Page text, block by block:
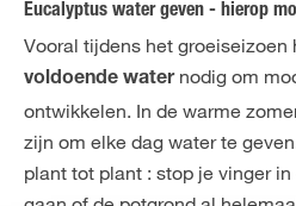
Eucalyptus water geven - hierop
Vooral tijdens het
voldoende water nodig om
ontwikkelen. In de warme
zijn om elke dag water te
plant tot plant : stop je vinger